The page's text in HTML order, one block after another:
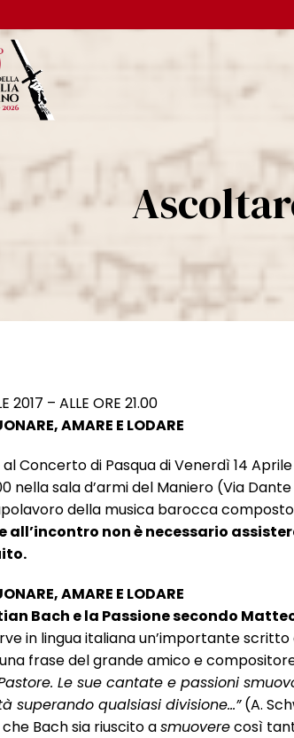
2017 – ALLE ORE 21.00
AMARE E LODARE
Concerto di Pasqua di Venerdì 14
nella sala d’armi del Maniero (Via
della musica barocca composto
all’incontro non è necessario
AMARE E LODARE
Bach e la Passione secondo
in lingua italiana un’importante
frase del grande amico e
Le sue cantate e passioni
superando qualsiasi divisione…”(A.
Bach sia riuscito asmuoverecosì